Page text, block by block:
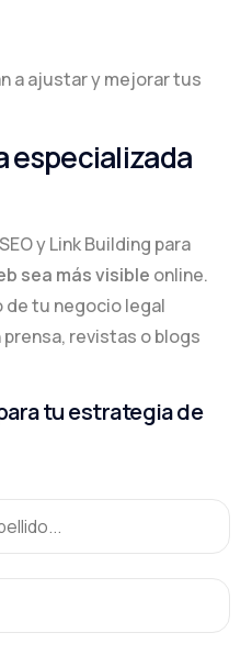
a ajustar y mejorar tus
especializada
y Link Building para
sea más visible online.
tu negocio legal
revistas o blogs
tu estrategia de